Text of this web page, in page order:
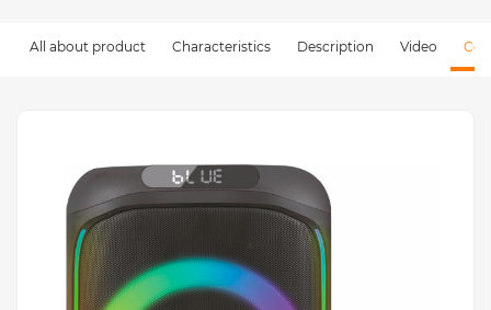
All about product Characteristics Description Video